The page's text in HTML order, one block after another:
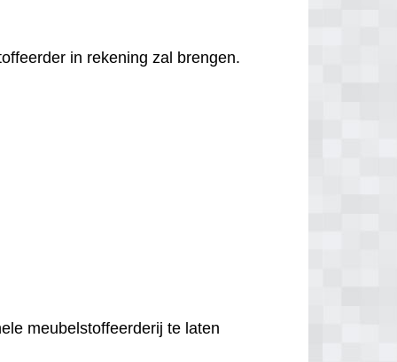
in rekening zal brengen.
meubelstoffeerderij te laten